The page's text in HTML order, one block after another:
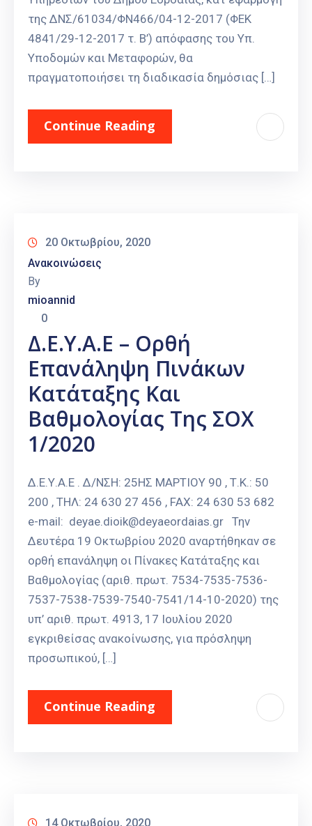
της ΔΝΣ/61034/ΦΝ466/04-12-2017 (ΦΕΚ
4841/29-12-2017 τ. Β’) απόφασης του Υπ.
Υποδομών και Μεταφορών, θα
πραγματοποιήσει τη διαδικασία δημόσιας […]
Continue Reading
20 Οκτωβρίου, 2020
Ανακοινώσεις
By
mioannid
0
Δ.Ε.Υ.Α.Ε – Ορθή
Επανάληψη Πινάκων
Κατάταξης Και
Βαθμολογίας Της ΣΟΧ
1/2020
Δ.Ε.Υ.Α.Ε . Δ/ΝΣΗ: 25ΗΣ ΜΑΡΤΙΟΥ 90 , Τ.Κ.: 50
200 , ΤΗΛ: 24 630 27 456 , FAX: 24 630 53 682
e-mail: deyae.dioik@deyaeordaias.gr Την
Δευτέρα 19 Οκτωβρίου 2020 αναρτήθηκαν σε
ορθή επανάληψη οι Πίνακες Κατάταξης και
Βαθμολογίας (αριθ. πρωτ. 7534-7535-7536-
7537-7538-7539-7540-7541/14-10-2020) της
υπ’ αριθ. πρωτ. 4913, 17 Ιουλίου 2020
εγκριθείσας ανακοίνωσης, για πρόσληψη
προσωπικού, […]
Continue Reading
14 Οκτωβρίου, 2020